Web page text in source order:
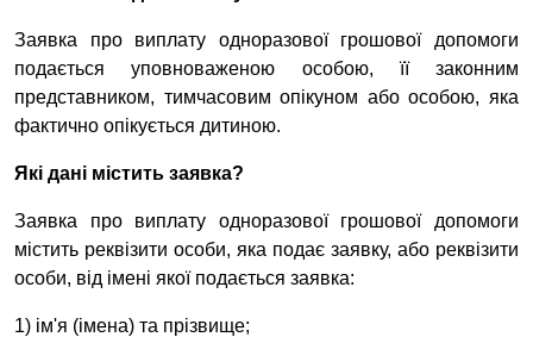
Заявка про виплату одноразової грошової допомоги
подається уповноваженою особою, її законним
представником, тимчасовим опікуном або особою, яка
фактично опікується дитиною.
Які дані містить заявка?
Заявка про виплату одноразової грошової допомоги
містить реквізити особи, яка подає заявку, або реквізити
особи, від імені якої подається заявка:
1) ім'я (імена) та прізвище;